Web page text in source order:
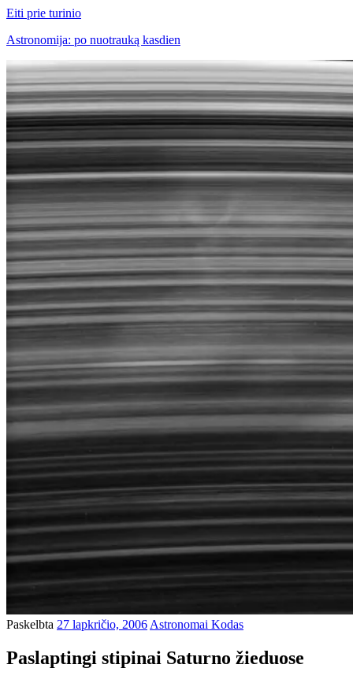
Eiti prie turinio
Astronomija: po nuotrauką kasdien
Paskelbta 27 lapkričio, 2006 Astronomai Kodas
Paslaptingi stipinai Saturno žieduose